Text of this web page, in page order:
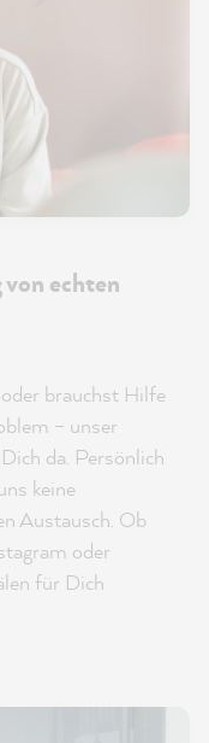
echten
brauchst Hilfe
– unser
da. Persönlich
keine
Austausch. Ob
oder
für Dich